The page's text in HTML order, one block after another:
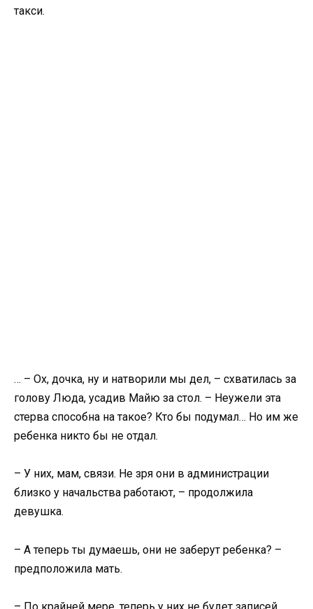
такси.
… – Ох, дочка, ну и натворили мы дел, – схватилась за
голову Люда, усадив Майю за стол. – Неужели эта
стерва способна на такое? Кто бы подумал… Но им же
ребенка никто бы не отдал.
– У них, мам, связи. Не зря они в администрации
близко у начальства работают, – продолжила
девушка.
– А теперь ты думаешь, они не заберут ребенка? –
предположила мать.